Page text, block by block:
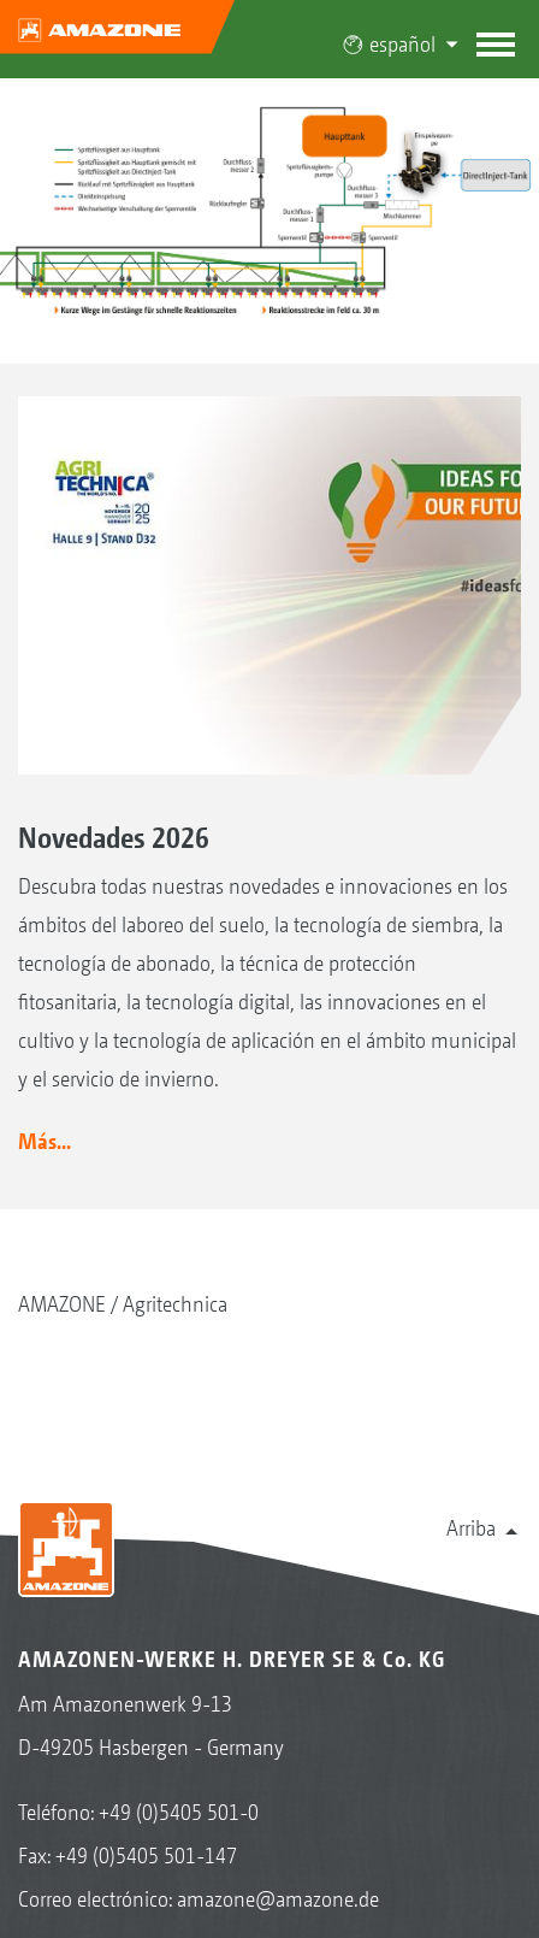
español
Novedades 2026
Descubra todas nuestras novedades e innovaciones en los
ámbitos del laboreo del suelo, la tecnología de siembra, la
tecnología de abonado, la técnica de protección
fitosanitaria, la tecnología digital, las innovaciones en el
cultivo y la tecnología de aplicación en el ámbito municipal
y el servicio de invierno.
Más...
AMAZONE Agritechnica
Arriba
AMAZONEN-WERKE H. DREYER SE & Co. KG
Am Amazonenwerk 9-13
D-49205 Hasbergen - Germany
Teléfono:+49 (0)5405 501-0
Fax: +49 (0)5405 501-147
Correo electrónico: amazone@amazone.de